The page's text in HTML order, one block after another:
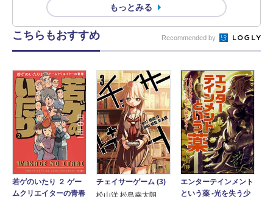
もっとみる
こちらもおすすめ Recommended by
若ゲのいたり ２ ゲー
ムクリエイターの青春
チェイサーゲーム (3)
エンターテインメント
という薬 -光を失う少